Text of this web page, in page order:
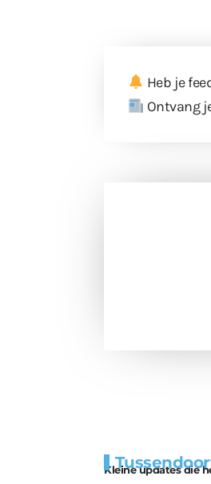
Heb je
Ontvang
Kleine updates die
bouwmateriaal
kabouters